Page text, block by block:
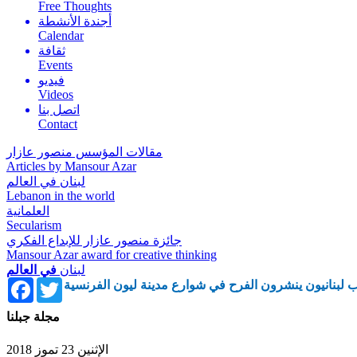
Free Thoughts
أجندة الأنشطة
Calendar
ثقافة
Events
فيديو
Videos
اتصل بنا
Contact
مقالات المؤسس منصور عازار
Articles by Mansour Azar
لبنان في العالم
Lebanon in the world
العلمانية
Secularism
جائزة منصور عازار للإبداع الفكري
Mansour Azar award for creative thinking
لبنان في العالم
FacebookTwitter
لبنانيون ينشرون الفرح في شوارع مدينة ليون الفرنسية
مجلة جبلنا
الإثنين 23 تموز 2018